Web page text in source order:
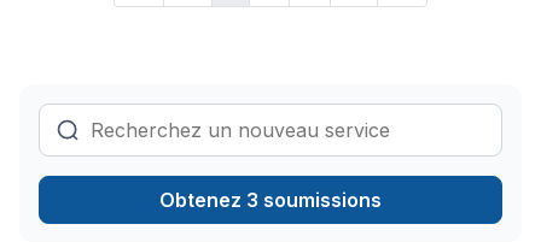
et le bien être de votre maison. Les plans sont entièrement
de produits de qualité et une garantie est offerte sur tous nos
services. Nous offrons également un service aux arbres.
Groupe Top Notch est parfaite pour vous grâce a notre
grande diversité de service et notre rapport qualité/prix qui
convient a tout style de vie et budget. N’hésitez pas a
Obtenez 3 soumissions